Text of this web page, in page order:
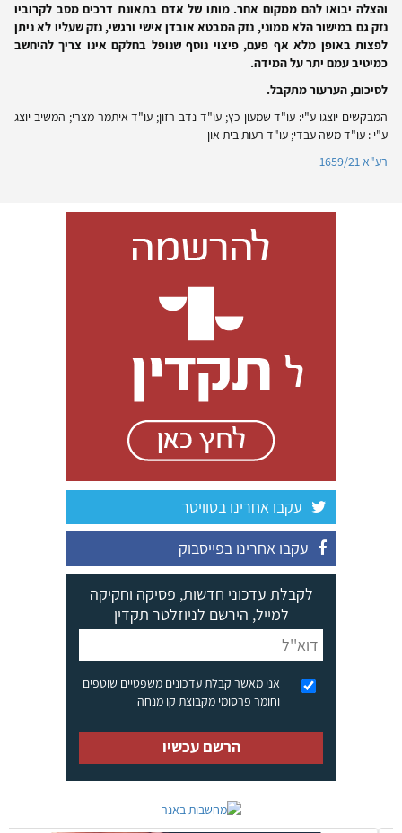
והצלה יבואו להם ממקום אחר. מותו של אדם בתאונת דרכים מסב לקרוביו
נזק גם במישור הלא ממוני, נזק המבטא אובדן אישי ורגשי, נזק שעליו לא ניתן
לפצות באופן מלא אף פעם, פיצוי נוסף שנופל בחלקם אינו צריך להיחשב
כמיטיב עמם יתר על המידה.
לסיכום, הערעור מתקבל.
המבקשים יוצגו ע"י: עו"ד שמעון כץ; עו"ד נדב רזון; עו"ד איתמר מצרי; המשיב יוצג
ע"י : עו"ד משה עבדי; עו"ד רעות בית און
רע"א 1659/21
עקבו אחרינו בטוויטר
עקבו אחרינו בפייסבוק
לקבלת עדכוני חדשות, פסיקה וחקיקה
למייל, הירשם לניוזלטר תקדין
אני מאשר קבלת עדכונים משפטיים שוטפים
וחומר פרסומי מקבוצת קו מנחה
הרשם עכשיו